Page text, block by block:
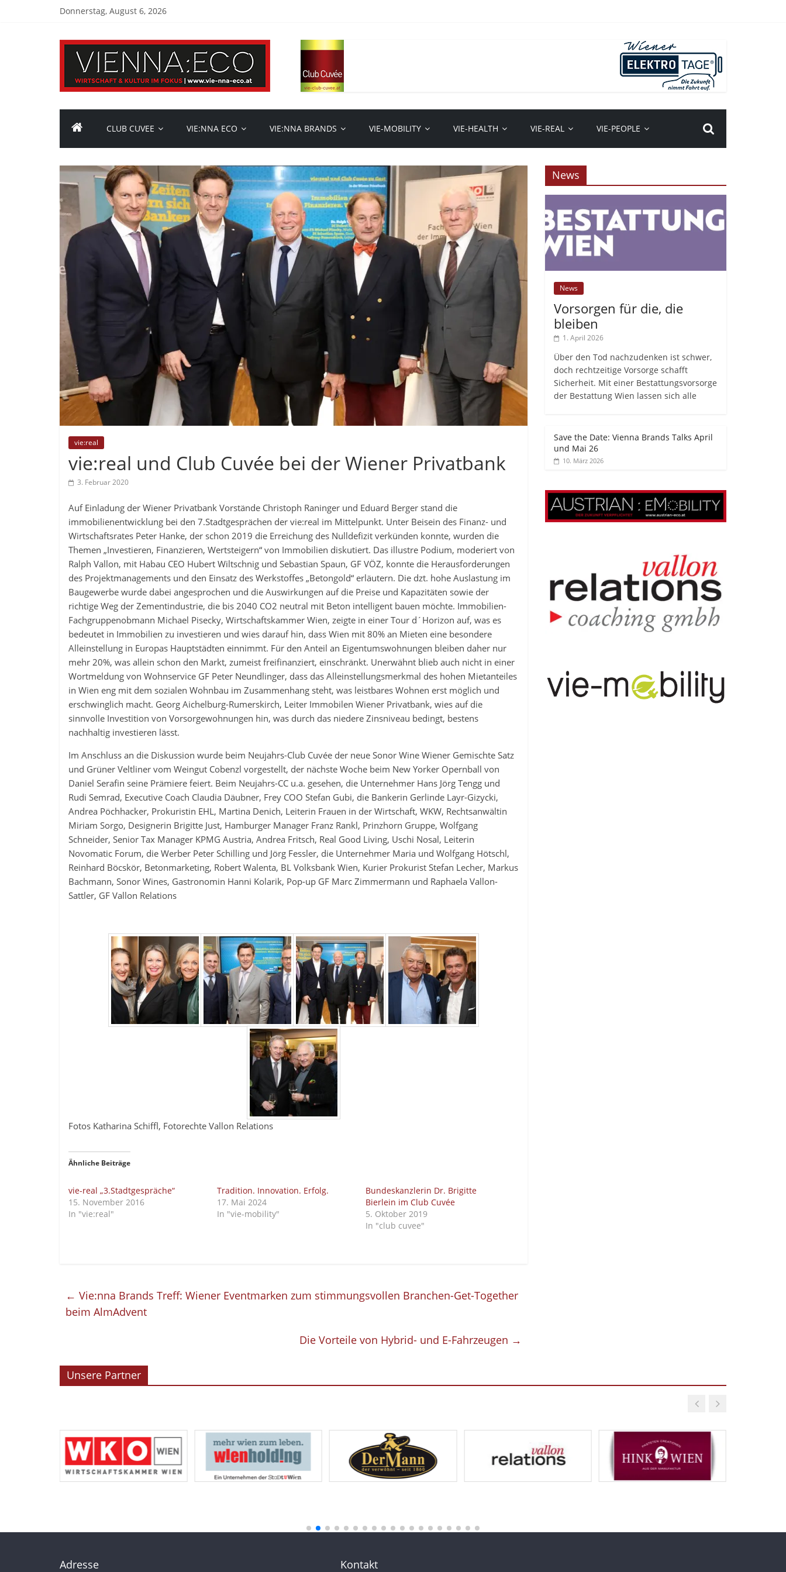
Donnerstag, August 6, 2026
CLUB CUVEE VIE:NNA ECO VIE:NNA BRANDS VIE-MOBILITY VIE-HEALTH VIE-REAL VIE-PEOPLE
vie:real
vie:real und Club Cuvée bei der Wiener Privatbank
3. Februar 2020
Auf Einladung der Wiener Privatbank Vorstände Christoph Raninger und Eduard Berger stand die
immobilienentwicklung bei den 7.Stadtgesprächen der vie:real im Mittelpunkt. Unter Beisein des Finanz- und
Wirtschaftsrates Peter Hanke, der schon 2019 die Erreichung des Nulldefizit verkünden konnte, wurden die
Themen „Investieren, Finanzieren, Wertsteigern“ von Immobilien diskutiert. Das illustre Podium, moderiert von
Ralph Vallon, mit Habau CEO Hubert Wiltschnig und Sebastian Spaun, GF VÖZ, konnte die Herausforderungen
des Projektmanagements und den Einsatz des Werkstoffes „Betongold“ erläutern. Die dzt. hohe Auslastung im
Baugewerbe wurde dabei angesprochen und die Auswirkungen auf die Preise und Kapazitäten sowie der
richtige Weg der Zementindustrie, die bis 2040 CO2 neutral mit Beton intelligent bauen möchte. Immobilien-
Fachgruppenobmann Michael Pisecky, Wirtschaftskammer Wien, zeigte in einer Tour d´Horizon auf, was es
bedeutet in Immobilien zu investieren und wies darauf hin, dass Wien mit 80% an Mieten eine besondere
Alleinstellung in Europas Hauptstädten einnimmt. Für den Anteil an Eigentumswohnungen bleiben daher nur
mehr 20%, was allein schon den Markt, zumeist freifinanziert, einschränkt. Unerwähnt blieb auch nicht in einer
Wortmeldung von Wohnservice GF Peter Neundlinger, dass das Alleinstellungsmerkmal des hohen Mietanteiles
in Wien eng mit dem sozialen Wohnbau im Zusammenhang steht, was leistbares Wohnen erst möglich und
erschwinglich macht. Georg Aichelburg-Rumerskirch, Leiter Immobilen Wiener Privatbank, wies auf die
sinnvolle Investition von Vorsorgewohnungen hin, was durch das niedere Zinsniveau bedingt, bestens
nachhaltig investieren lässt.
Im Anschluss an die Diskussion wurde beim Neujahrs-Club Cuvée der neue Sonor Wine Wiener Gemischte Satz
und Grüner Veltliner vom Weingut Cobenzl vorgestellt, der nächste Woche beim New Yorker Opernball von
Daniel Serafin seine Prämiere feiert. Beim Neujahrs-CC u.a. gesehen, die Unternehmer Hans Jörg Tengg und
Rudi Semrad, Executive Coach Claudia Däubner, Frey COO Stefan Gubi, die Bankerin Gerlinde Layr-Gizycki,
Andrea Pöchhacker, Prokuristin EHL, Martina Denich, Leiterin Frauen in der Wirtschaft, WKW, Rechtsanwältin
Miriam Sorgo, Designerin Brigitte Just, Hamburger Manager Franz Rankl, Prinzhorn Gruppe, Wolfgang
Schneider, Senior Tax Manager KPMG Austria, Andrea Fritsch, Real Good Living, Uschi Nosal, Leiterin
Novomatic Forum, die Werber Peter Schilling und Jörg Fessler, die Unternehmer Maria und Wolfgang Hötschl,
Reinhard Böcskör, Betonmarketing, Robert Walenta, BL Volksbank Wien, Kurier Prokurist Stefan Lecher, Markus
Bachmann, Sonor Wines, Gastronomin Hanni Kolarik, Pop-up GF Marc Zimmermann und Raphaela Vallon-
Sattler, GF Vallon Relations
Fotos Katharina Schiffl, Fotorechte Vallon Relations
Ähnliche Beiträge
vie-real „3.Stadtgespräche“
15. November 2016
In "vie:real"
Tradition. Innovation. Erfolg.
17. Mai 2024
In "vie-mobility"
Bundeskanzlerin Dr. Brigitte
Bierlein im Club Cuvée
5. Oktober 2019
In "club cuvee"
← Vie:nna Brands Treff: Wiener Eventmarken zum stimmungsvollen Branchen-Get-Together
beim AlmAdvent
Die Vorteile von Hybrid- und E-Fahrzeugen →
News
News
Vorsorgen für die, die
bleiben
1. April 2026
Über den Tod nachzudenken ist schwer,
doch rechtzeitige Vorsorge schafft
Sicherheit. Mit einer Bestattungsvorsorge
der Bestattung Wien lassen sich alle
Save the Date: Vienna Brands Talks April
und Mai 26
10. März 2026
Unsere Partner
Adresse Kontakt